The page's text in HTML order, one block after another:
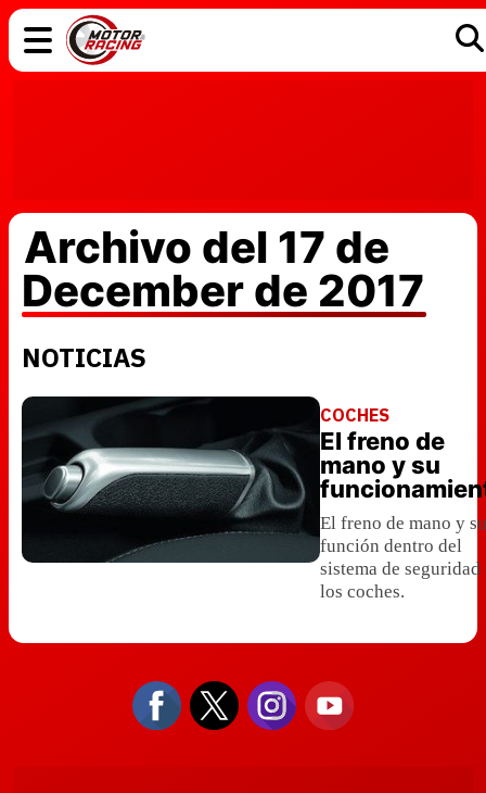
Archivo del 17 de
December de 2017
NOTICIAS
COCHES
El freno de
mano y su
El freno de mano y su
función dentro del
sistema de seguridad
los coches.